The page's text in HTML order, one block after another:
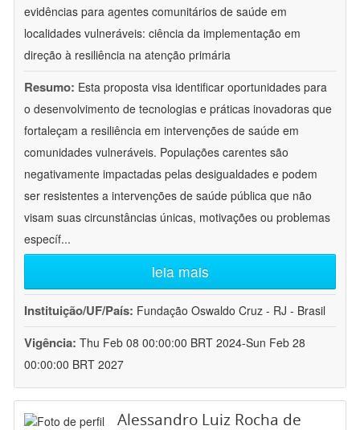
evidências para agentes comunitários de saúde em
localidades vulneráveis: ciência da implementação em
direção à resiliência na atenção primária
Resumo: Esta proposta visa identificar oportunidades para
o desenvolvimento de tecnologias e práticas inovadoras que
fortaleçam a resiliência em intervenções de saúde em
comunidades vulneráveis. Populações carentes são
negativamente impactadas pelas desigualdades e podem
ser resistentes a intervenções de saúde pública que não
visam suas circunstâncias únicas, motivações ou problemas
específ...
leia mais
Instituição/UF/País: Fundação Oswaldo Cruz - RJ - Brasil
Vigência: Thu Feb 08 00:00:00 BRT 2024-Sun Feb 28
00:00:00 BRT 2027
Alessandro Luiz Rocha de